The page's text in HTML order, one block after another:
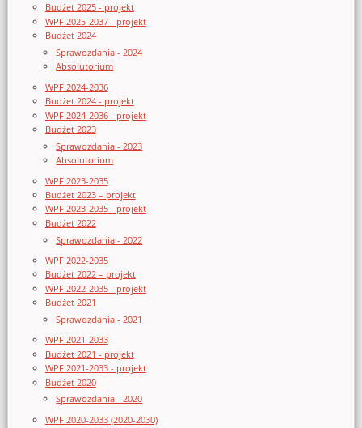
Budżet 2025 - projekt
WPF 2025-2037 - projekt
Budżet 2024
Sprawozdania - 2024
Absolutorium
WPF 2024-2036
Budżet 2024 - projekt
WPF 2024-2036 - projekt
Budżet 2023
Sprawozdania - 2023
Absolutorium
WPF 2023-2035
Budżet 2023 – projekt
WPF 2023-2035 - projekt
Budżet 2022
Sprawozdania - 2022
WPF 2022-2035
Budżet 2022 – projekt
WPF 2022-2035 - projekt
Budżet 2021
Sprawozdania - 2021
WPF 2021-2033
Budżet 2021 - projekt
WPF 2021-2033 - projekt
Budżet 2020
Sprawozdania - 2020
WPF 2020-2033 (2020-2030)